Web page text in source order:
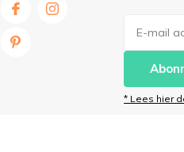
* Lees hier